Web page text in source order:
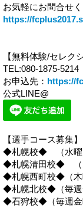
お気軽にお問合せ
https://
【無料体験/セレク
TEL:080-1875-5214
お申込先： https://
公式LINE@
【選手コース募集】
◆札幌校◆ （水曜
◆札幌清田校◆ （
◆札幌西町校◆（木
◆札幌北校◆（毎週
◆石狩校◆（毎週金